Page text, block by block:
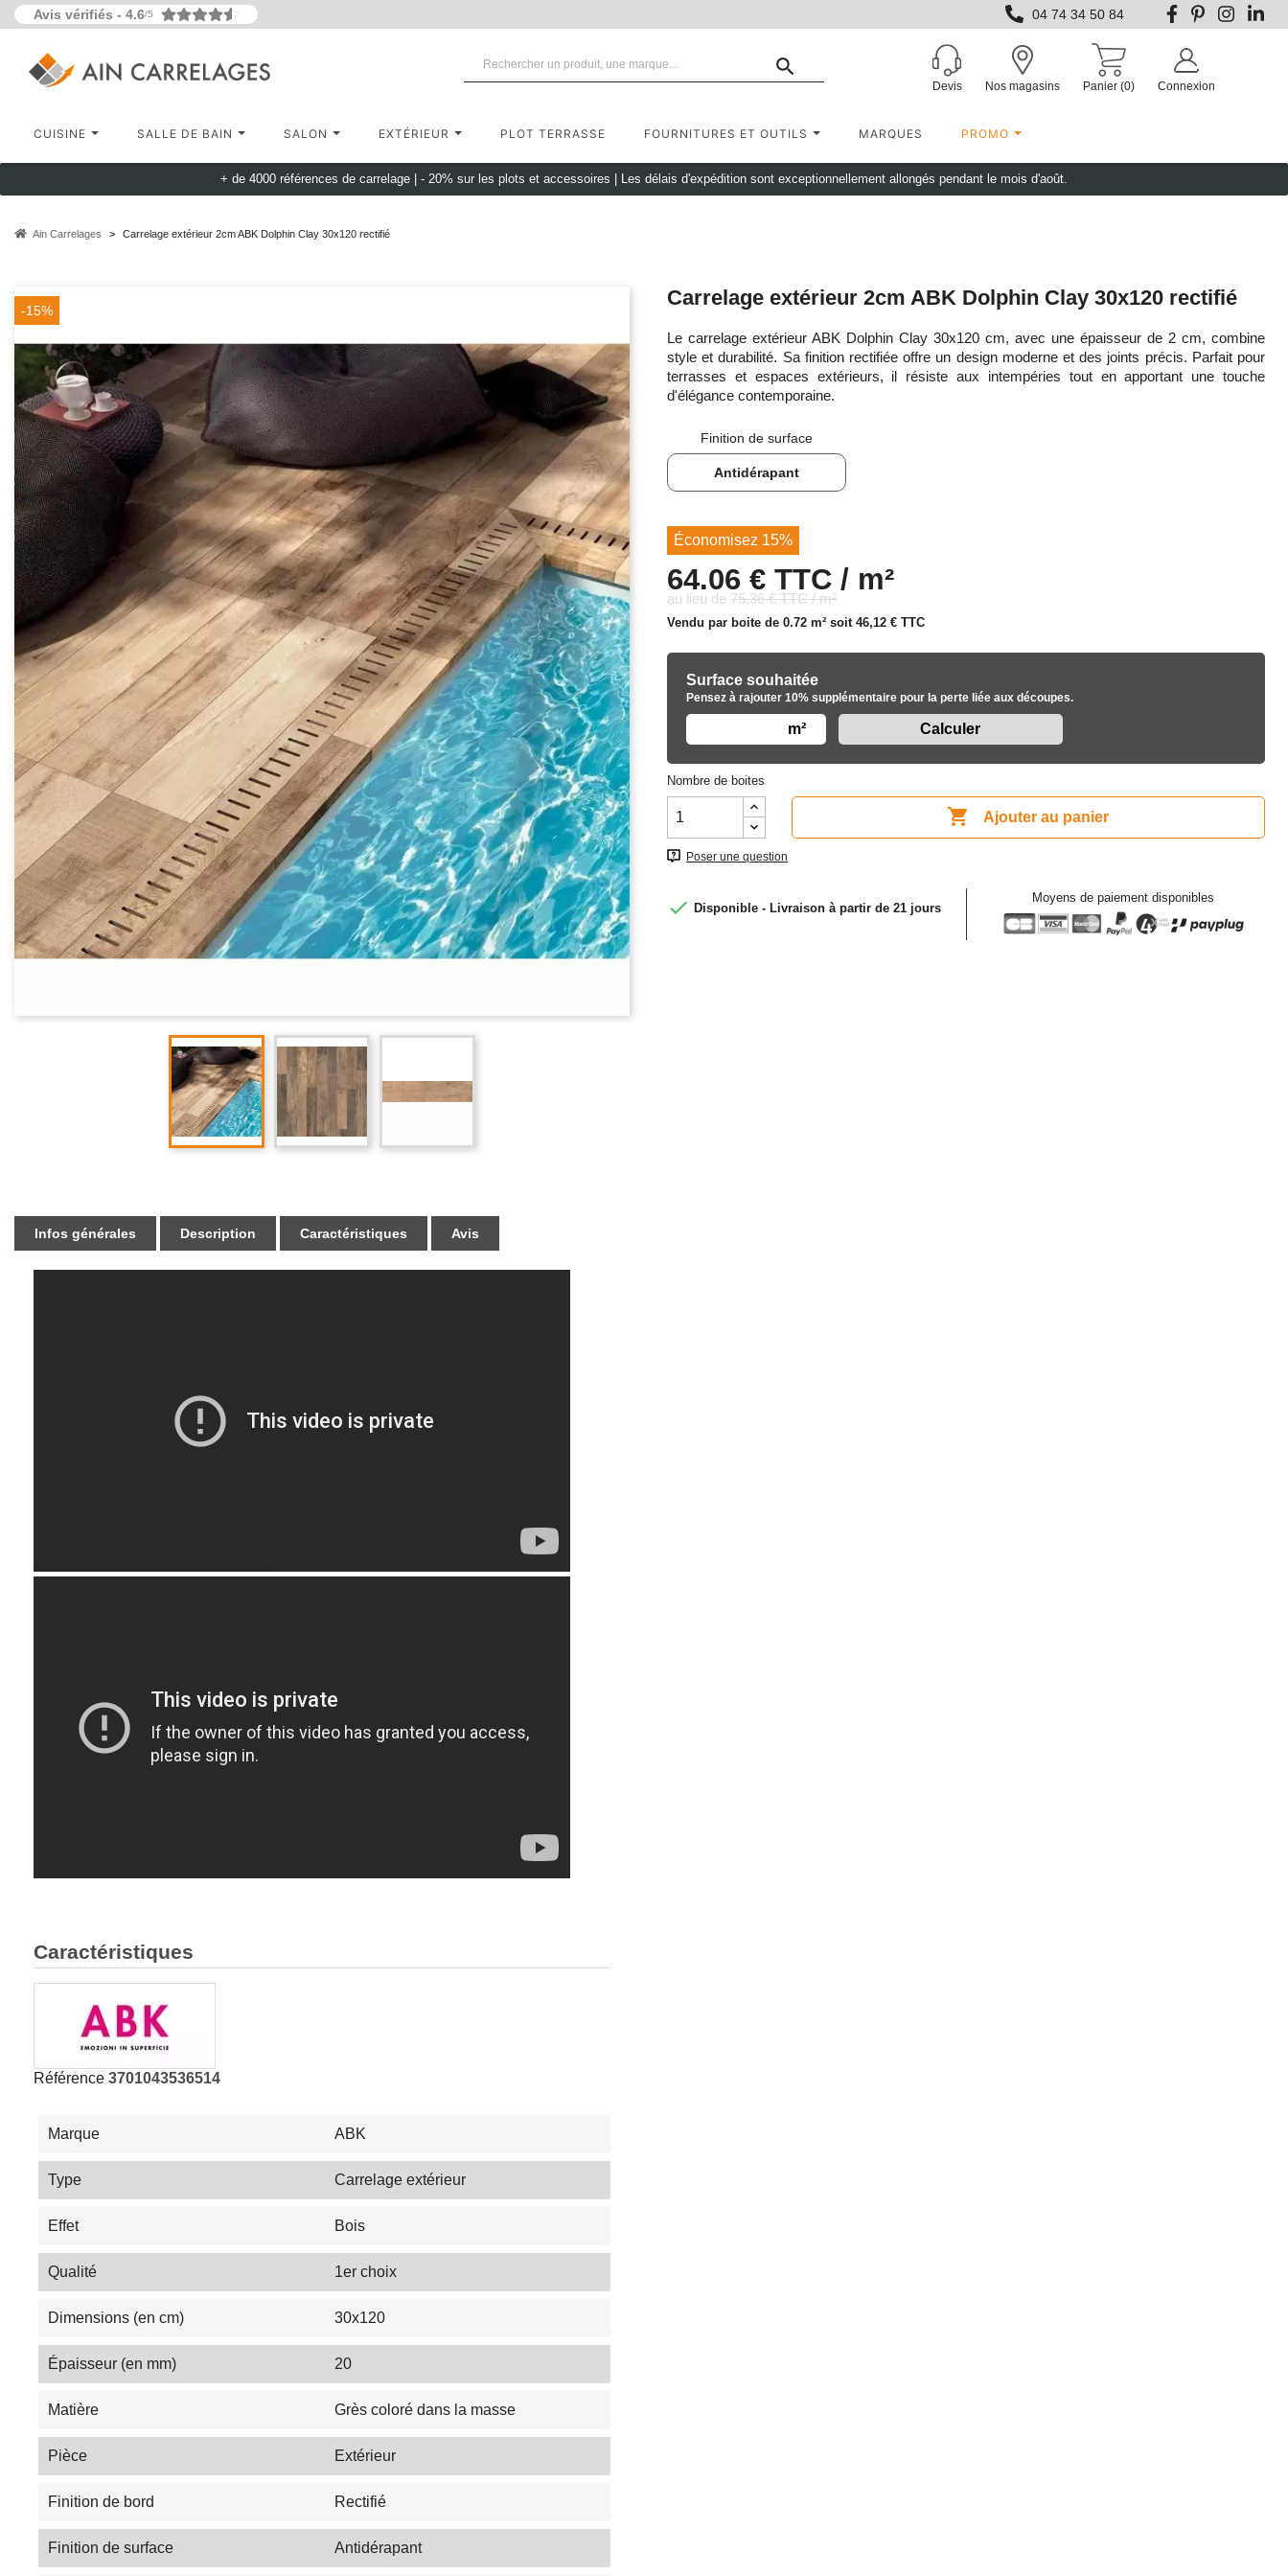
Avis vérifiés - 4.6/5 04 74 34 50 84

Devis Nos magasins Panier (0) Connexion
CUISINE SALLE DE BAIN SALON EXTÉRIEUR PLOT TERRASSE FOURNITURES ET OUTILS MARQUES PROMO
+ de 4000 références de carrelage | - 20% sur les plots et accessoires | Les délais d'expédition sont exceptionnellement allongés pendant le mois d'août.
Ain Carrelages Carrelage extérieur 2cm ABK Dolphin Clay 30x120 rectifié
Carrelage extérieur 2cm ABK Dolphin Clay 30x120 rectifié
-15%
Le carrelage extérieur ABK Dolphin Clay 30x120 cm, avec une épaisseur de 2 cm, combine
style et durabilité. Sa finition rectifiée offre un design moderne et des joints précis. Parfait pour
terrasses et espaces extérieurs, il résiste aux intempéries tout en apportant une touche
d'élégance contemporaine.
Finition de surface
Antidérapant
Économisez 15%
64.06 € TTC / m²
au lieu de 75.36 € TTC / m²
Vendu par boite de 0.72 m² soit 46,12 € TTC
Surface souhaitée
Pensez à rajouter 10% supplémentaire pour la perte liée aux découpes.
m²
Nombre de boites
 Ajouter au panier
Poser une question
 Disponible - Livraison à partir de 21 jours
Moyens de paiement disponibles
Infos générales Description Caractéristiques Avis
Caractéristiques
Référence 3701043536514
Marque ABK
Type Carrelage extérieur
Effet Bois
Qualité 1er choix
Dimensions (en cm) 30x120
Épaisseur (en mm) 20
Matière Grès coloré dans la masse
Pièce Extérieur
Finition de bord Rectifié
Finition de surface Antidérapant